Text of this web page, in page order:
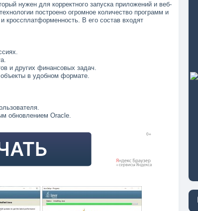
нужен для корректного запуска приложений и веб-
построено огромное количество программ и
кроссплатформенность. В его состав входят
и других финансовых задач.
в удобном формате.
обновлением Oracle.